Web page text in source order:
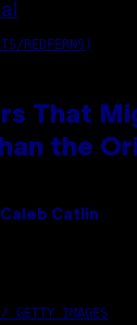
REDFERNS)
That
the
Caleb Catlin
/ GETTY IMAGES